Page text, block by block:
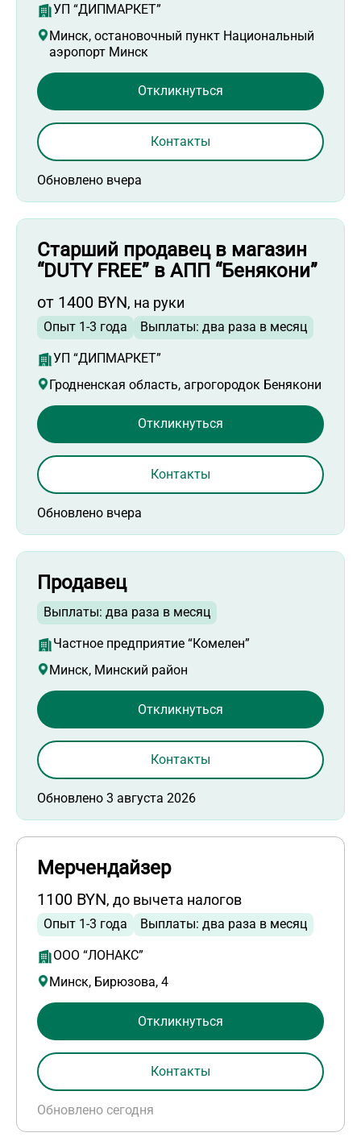
УП “ДИПМАРКЕТ”
Минск, остановочный пункт Национальный
аэропорт Минск
Обновлено вчера
Откликнуться
Контакты
Старший продавец в магазин
“DUTY FREE” в АПП “Бенякони”
от 1400 BYN, на руки
Опыт 1-3 года Выплаты: два раза в месяц
УП “ДИПМАРКЕТ”
Гродненская область, агрогородок Бенякони
Обновлено вчера
Откликнуться
Контакты
Продавец
Выплаты: два раза в месяц
Частное предприятие “Комелен”
Минск, Минский район
Обновлено 3 августа 2026
Откликнуться
Контакты
Мерчендайзер
1100 BYN, до вычета налогов
Опыт 1-3 года Выплаты: два раза в месяц
ООО “ЛОНАКС”
Минск, Бирюзова, 4
Обновлено сегодня
Откликнуться
Контакты